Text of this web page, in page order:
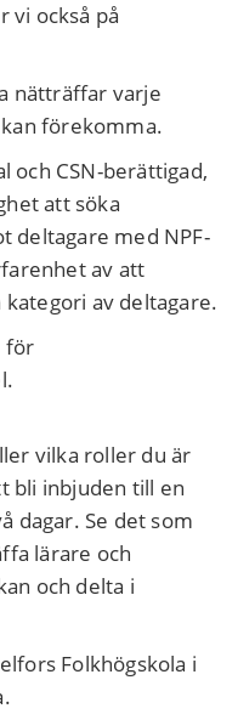
vi också på
nätträffar varje
förekomma.
och CSN-berättigad,
att söka
deltagare med NPF-
av att
av deltagare.
för
vilka roller du är
bli inbjuden till en
dagar. Se det som
lärare och
och delta i
Folkhögskola i